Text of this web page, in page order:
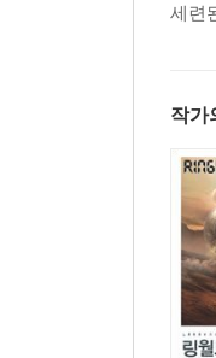
세련
작가